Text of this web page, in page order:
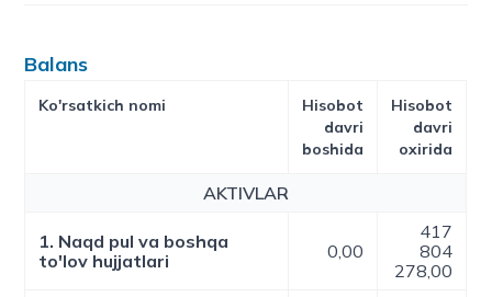
Balans
Ko'rsatkich nomi
Hisobot
davri
boshida
Hisobot
davri
oxirida
AKTIVLAR
1. Naqd pul va boshqa
to'lov hujjatlari
0,00
417
804
278,00